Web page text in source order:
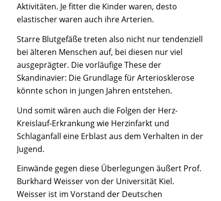
Aktivitäten. Je fitter die Kinder waren, desto
elastischer waren auch ihre Arterien.
Starre Blutgefäße treten also nicht nur tendenziell
bei älteren Menschen auf, bei diesen nur viel
ausgeprägter. Die vorläufige These der
Skandinavier: Die Grundlage für Arteriosklerose
könnte schon in jungen Jahren entstehen.
Und somit wären auch die Folgen der Herz-
Kreislauf-Erkrankung wie Herzinfarkt und
Schlaganfall eine Erblast aus dem Verhalten in der
Jugend.
Einwände gegen diese Überlegungen äußert Prof.
Burkhard Weisser von der Universität Kiel.
Weisser ist im Vorstand der Deutschen